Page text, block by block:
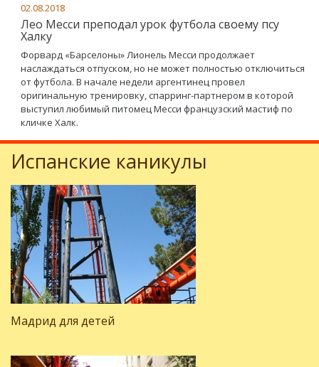
02.08.2018
Лео Месси преподал урок футбола своему псу
Халку
Форвард «Барселоны» Лионель Месси продолжает
наслаждаться отпуском, но не может полностью отключиться
от футбола. В начале недели аргентинец провел
оригинальную тренировку, спарринг-партнером в которой
выступил любимый питомец Месси французский мастиф по
кличке Халк.
Испанские каникулы
Мадрид для детей